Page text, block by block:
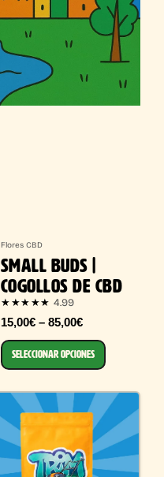
Flores CBD
SMALL BUDS |
COGOLLOS DE CBD
★★★★★ 4.99
15,00€ – 85,00€
SELECCIONAR OPCIONES